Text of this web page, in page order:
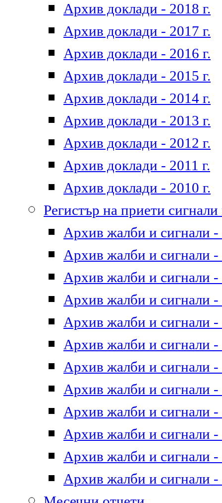
Архив доклади - 2018 г.
Архив доклади - 2017 г.
Архив доклади - 2016 г.
Архив доклади - 2015 г.
Архив доклади - 2014 г.
Архив доклади - 2013 г.
Архив доклади - 2012 г.
Архив доклади - 2011 г.
Архив доклади - 2010 г.
Регистър на приети
Архив жалби и сигнали -
Архив жалби и сигнали -
Архив жалби и сигнали -
Архив жалби и сигнали -
Архив жалби и сигнали -
Архив жалби и сигнали -
Архив жалби и сигнали -
Архив жалби и сигнали -
Архив жалби и сигнали -
Архив жалби и сигнали -
Архив жалби и сигнали -
Архив жалби и сигнали -